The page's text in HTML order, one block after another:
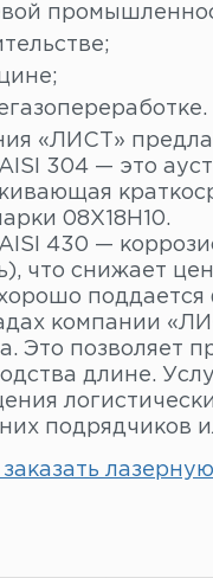
«ЛИСТ»
304 — это
08Х18Н10.
430 —
что снижает
компании
Это позволяет
длине.
подрядчиков